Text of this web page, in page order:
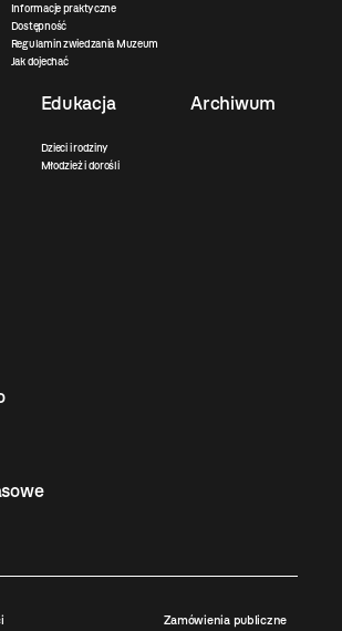
Informacje praktyczne
Dostępność
Regulamin zwiedzania Muzeum
Jak dojechać
Edukacja
Dzieci i rodziny
Młodzież i dorośli
Archiwum
Zamówienia publiczne